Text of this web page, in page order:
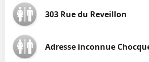
303 Rue du Reveillon
Adresse inconnue